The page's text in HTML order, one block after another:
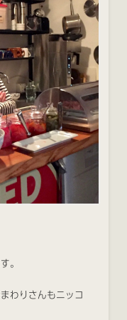
。
わりさんもニッコ